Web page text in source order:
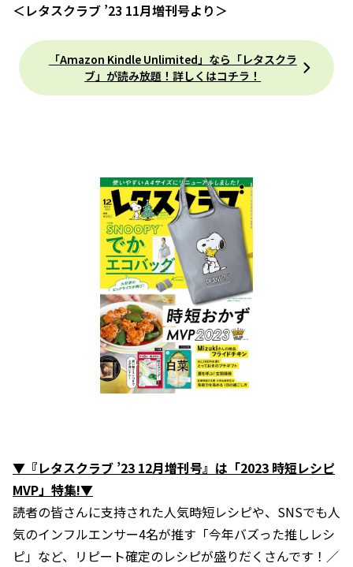
＜レタスクラブ ’23 11月増刊号より＞
「Amazon Kindle Unlimited」なら「レタスクラ
ブ」が読み放題！詳しくはコチラ！
▼『レタスクラブ ’23 12月増刊号』は「2023 時短レシピ
MVP」特集!▼
読者の皆さんに支持された人気時短レシピや、SNSでも人
気のインフルエンサー4名が推す「今年バズった推しレシ
ピ」など、リピート確定のレシピが盛りだくさんです！／